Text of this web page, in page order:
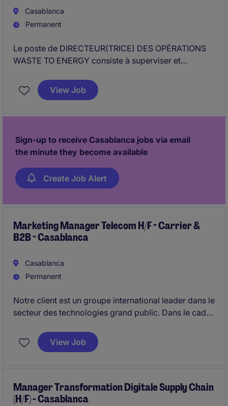
Casablanca
Permanent
Le poste de DIRECTEUR(TRICE) DES OPÉRATIONS
WASTE TO ENERGY consiste à superviser et
transformation des déchets en énergie. Vous serez
chargé(e) de garantir l'efficacité des processus tout
View Job
Sign-up to receive Casablanca jobs via email
the minute they become available
Create Job Alert
Marketing Manager Telecom H/F - Carrier &
B2B - Casablanca
Casablanca
Permanent
Notre client est un groupe international leader dans le
secteur des technologies grand public. Dans le cadre
recrute un Marketing Manager Telecom / Carrier &
B2B Marketing basé à Casablanca.
View Job
Manager Transformation Digitale Supply Chain
(H/F) - Casablanca